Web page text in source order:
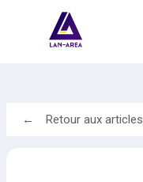
Retour aux articles